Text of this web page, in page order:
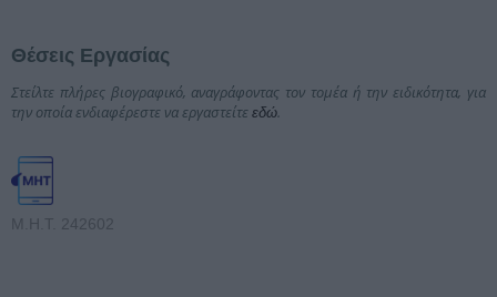
Θέσεις Εργασίας
Στείλτε πλήρες βιογραφικό, αναγράφοντας τον τομέα ή την ειδικότητα, για
την οποία ενδιαφέρεστε να εργαστείτε εδώ.
Μ.Η.Τ. 242602